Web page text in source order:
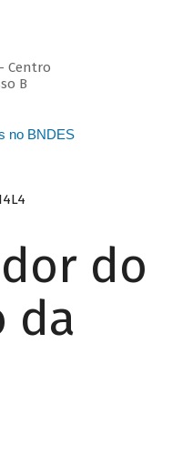
Centro
B
no BNDES
do
da